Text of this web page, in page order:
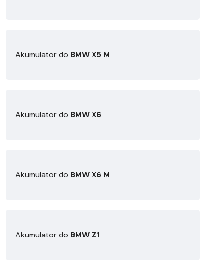
Akumulator do BMW X5 M
Akumulator do BMW X6
Akumulator do BMW X6 M
Akumulator do BMW Z1